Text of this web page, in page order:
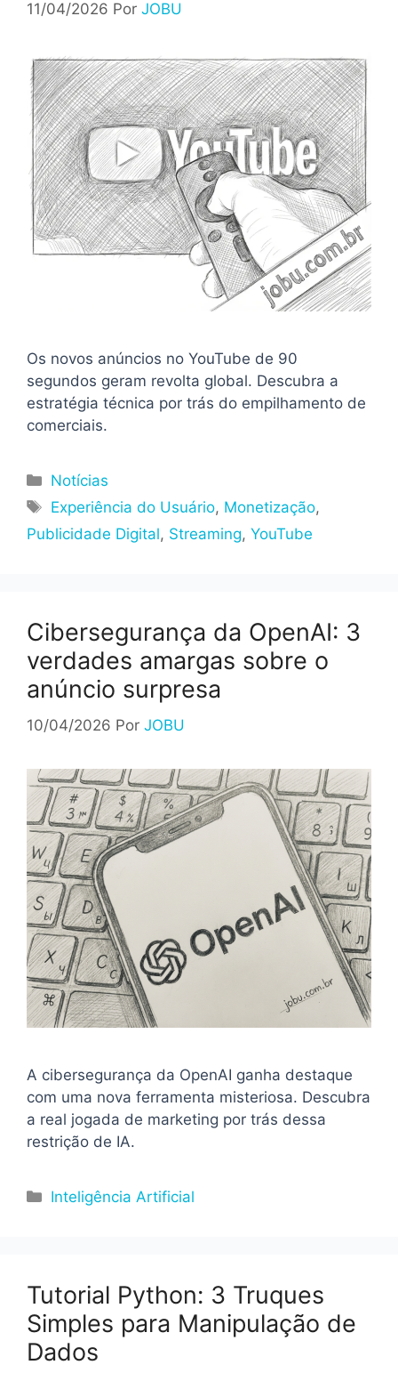
11/04/2026 Por JOBU
Os novos anúncios no YouTube de 90
segundos geram revolta global. Descubra a
estratégia técnica por trás do empilhamento de
comerciais.
Categorias
Notícias
Tags
Experiência do Usuário, Monetização,
Publicidade Digital, Streaming, YouTube
Cibersegurança da OpenAI: 3
verdades amargas sobre o
anúncio surpresa
10/04/2026 Por JOBU
A cibersegurança da OpenAI ganha destaque
com uma nova ferramenta misteriosa. Descubra
a real jogada de marketing por trás dessa
restrição de IA.
Categorias
Inteligência Artificial
Tutorial Python: 3 Truques
Simples para Manipulação de
Dados